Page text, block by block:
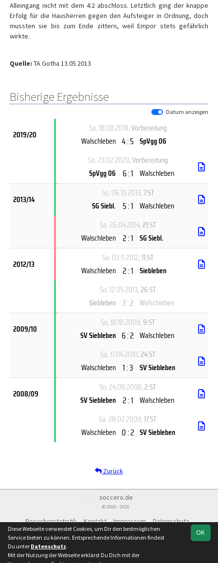
Team Landesklasse Spielplan
Alleingang nicht mit dem 4:2 abschloss. Letztlich ging der knappe
Erfolg für die Hausherren gegen den Aufsteiger in Ordnung, doch
mussten sie bis zum Ende zittern, weil Empor stets gefährlich
wirkte.
Quelle: TA Gotha 13.05.2013
Bisherige Ergebnisse
Datum anzeigen
2019/20
So, 18.08.2019, Vorbereitung
Walschleben 4 : 5 SpVgg 06
So, 23.02.2020, Vorbereitung
SpVgg 06
6 : 1 Walschleben
2013/14
So, 06.10.2013, 7.ST
SG Siebl.
5 : 1 Walschleben
Sa, 26.04.2014, 21.ST
Walschleben 2 : 1 SG Siebl.
2012/13
Sa, 03.11.2012, 11.ST
Walschleben 2 : 1 Siebleben
So, 12.05.2013, 26.ST
Siebleben 3 : 2 Walschleben
2009/10
So, 18.10.2009, 9.ST
SV Siebleben 6 : 2 Walschleben
Sa, 17.04.2010, 24.ST
Walschleben 1 : 3 SV Siebleben
2008/09
So, 24.08.2008, 2.ST
SV Siebleben 2 : 1 Walschleben
Sa, 28.02.2009, 17.ST
Walschleben 0 : 2 SV Siebleben
Zurück
soccero.de
© 2006 - 2026
Besucherstatistik Kontakt Impressum
Datenschutz
OK
Diese Webseite verwendet Cookies, um Dir den bestmöglichen
Service bieten zu können. Entsprechende Informationen findest
Du unter Datenschutz.
Mit der Nutzung der Webseite erklärst Du Dich mit der